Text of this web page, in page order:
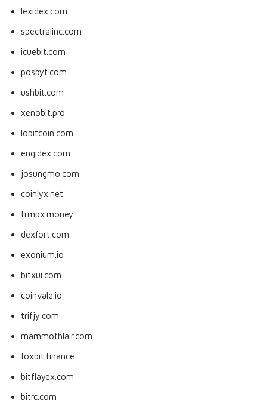
lexidex.com
spectralinc.com
icuebit.com
posbyt.com
ushbit.com
xenobit.pro
lobitcoin.com
engidex.com
josungmo.com
coinlyx.net
trmpx.money
dexfort.com
exonium.io
bitxui.com
coinvale.io
trifjy.com
mammothlair.com
foxbit.finance
bitflayex.com
bitrc.com